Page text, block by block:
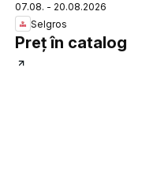
07.08. - 20.08.2026
Selgros
Preț în catalog